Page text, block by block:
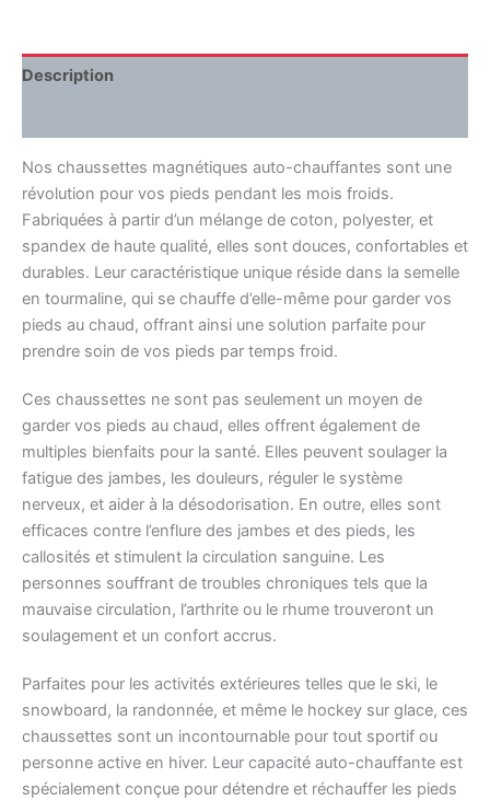
Description
Nos chaussettes magnétiques auto-chauffantes sont une
révolution pour vos pieds pendant les mois froids.
Fabriquées à partir d’un mélange de coton, polyester, et
spandex de haute qualité, elles sont douces, confortables et
durables. Leur caractéristique unique réside dans la semelle
en tourmaline, qui se chauffe d’elle-même pour garder vos
pieds au chaud, offrant ainsi une solution parfaite pour
prendre soin de vos pieds par temps froid.
Ces chaussettes ne sont pas seulement un moyen de
garder vos pieds au chaud, elles offrent également de
multiples bienfaits pour la santé. Elles peuvent soulager la
fatigue des jambes, les douleurs, réguler le système
nerveux, et aider à la désodorisation. En outre, elles sont
efficaces contre l’enflure des jambes et des pieds, les
callosités et stimulent la circulation sanguine. Les
personnes souffrant de troubles chroniques tels que la
mauvaise circulation, l’arthrite ou le rhume trouveront un
soulagement et un confort accrus.
Parfaites pour les activités extérieures telles que le ski, le
snowboard, la randonnée, et même le hockey sur glace, ces
chaussettes sont un incontournable pour tout sportif ou
personne active en hiver. Leur capacité auto-chauffante est
spécialement conçue pour détendre et réchauffer les pieds